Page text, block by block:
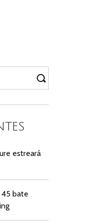
estreará
45 bate